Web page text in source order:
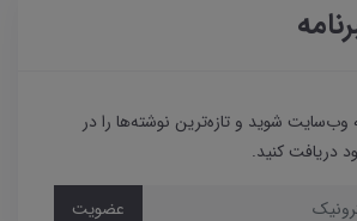
وب‌سایت شوید و تازه‌ترین نوشته‌ها را در
دریافت کنید.
عضویت